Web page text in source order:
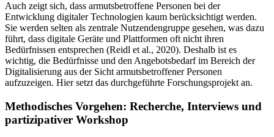
Auch zeigt sich, dass armutsbetroffene Personen bei der
Entwicklung digitaler Technologien kaum berücksichtigt werden.
Sie werden selten als zentrale Nutzendengruppe gesehen, was dazu
führt, dass digitale Geräte und Plattformen oft nicht ihren
Bedürfnissen entsprechen (Reidl et al., 2020). Deshalb ist es
wichtig, die Bedürfnisse und den Angebotsbedarf im Bereich der
Digitalisierung aus der Sicht armutsbetroffener Personen
aufzuzeigen. Hier setzt das durchgeführte Forschungsprojekt an.
Methodisches Vorgehen: Recherche, Interviews und
partizipativer Workshop